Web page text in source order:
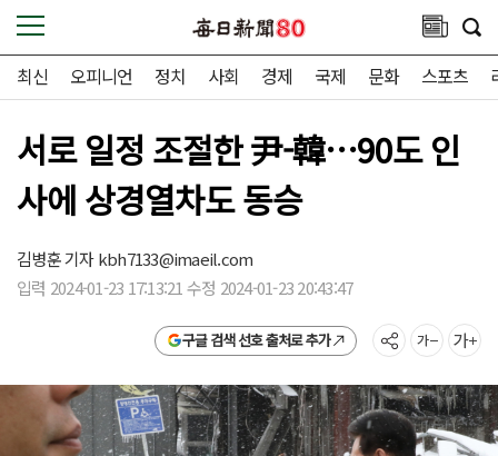
최신 오피니언 정치 사회 경제 국제 문화 스포츠
서로 일정 조절한 尹-韓…90도 인
사에 상경열차도 동승
김병훈 기자kbh7133@imaeil.com
입력 2024-01-23 17:13:21 수정 2024-01-23 20:43:47
구글 검색 선호 출처로 추가